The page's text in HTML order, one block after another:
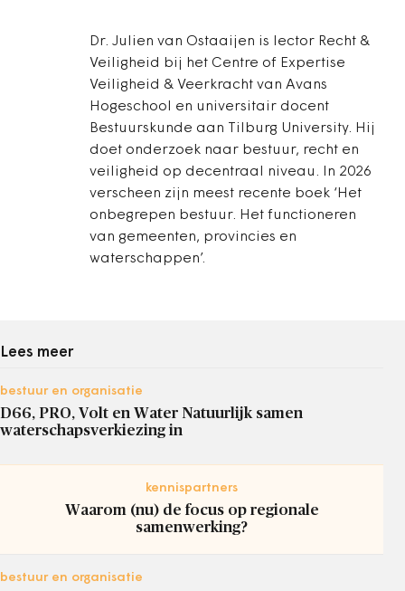
Dr. Julien van Ostaaijen is lector Recht &
Veiligheid bij het Centre of Expertise
Veiligheid & Veerkracht van Avans
Hogeschool en universitair docent
Bestuurskunde aan Tilburg University. Hij
doet onderzoek naar bestuur, recht en
veiligheid op decentraal niveau. In 2026
verscheen zijn meest recente boek ‘Het
onbegrepen bestuur. Het functioneren
van gemeenten, provincies en
waterschappen’.
Lees meer
bestuur en organisatie
D66, PRO, Volt en Water Natuurlijk samen
waterschapsverkiezing in
kennispartners
Waarom (nu) de focus op regionale
samenwerking?
bestuur en organisatie